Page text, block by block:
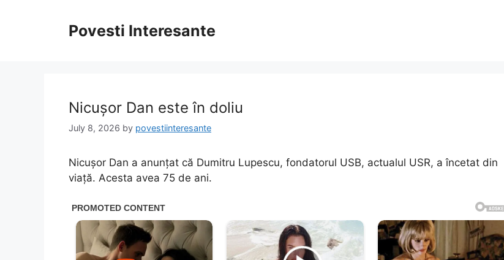
Povesti Interesante
Nicușor Dan este în doliu
July 8, 2026 by povestiinteresante
Nicușor Dan a anunțat că Dumitru Lupescu, fondatorul USB, actualul USR, a încetat din
viață. Acesta avea 75 de ani.